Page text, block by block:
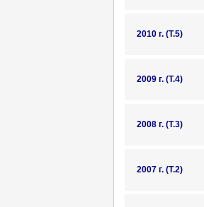
2010 г. (Т.5)
2009 г. (Т.4)
2008 г. (Т.3)
2007 г. (Т.2)